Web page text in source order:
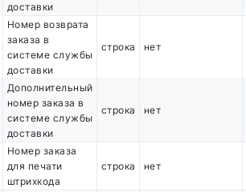
доставки
Номер возврата
заказа в
системе службы
доставки
строка нет
Дополнительный
номер заказа в
системе службы
доставки
строка нет
Номер заказа
для печати
штрихкода
строка нет